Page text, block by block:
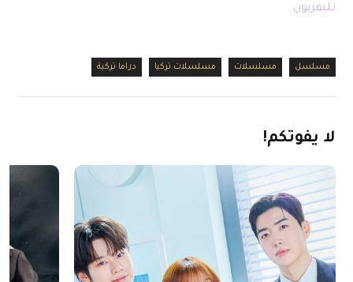
تليفزيون
مسلسل مسلسلات مسلسلات تركيا دراما تركية
لا يفوتكم!